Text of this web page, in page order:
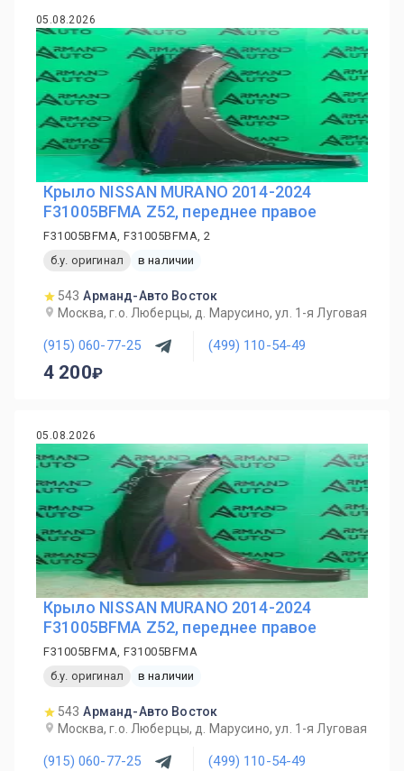
05.08.2026
Крыло NISSAN MURANO 2014-2024
F31005BFMA Z52, переднее правое
F31005BFMA, F31005BFMA, 2
б.у. оригинал
в наличии
543 Арманд-Авто Восток
Москва, г.о. Люберцы, д. Марусино, ул. 1-я Луговая
(915) 060-77-25 (499) 110-54-49
4 200
05.08.2026
Крыло NISSAN MURANO 2014-2024
F31005BFMA Z52, переднее правое
F31005BFMA, F31005BFMA
б.у. оригинал
в наличии
543 Арманд-Авто Восток
Москва, г.о. Люберцы, д. Марусино, ул. 1-я Луговая
(915) 060-77-25 (499) 110-54-49